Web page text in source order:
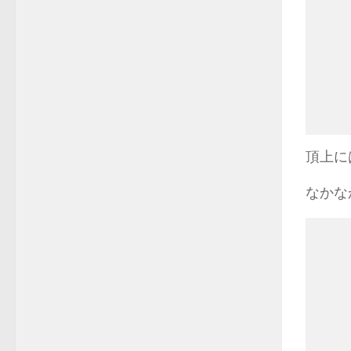
頂上に
なかな